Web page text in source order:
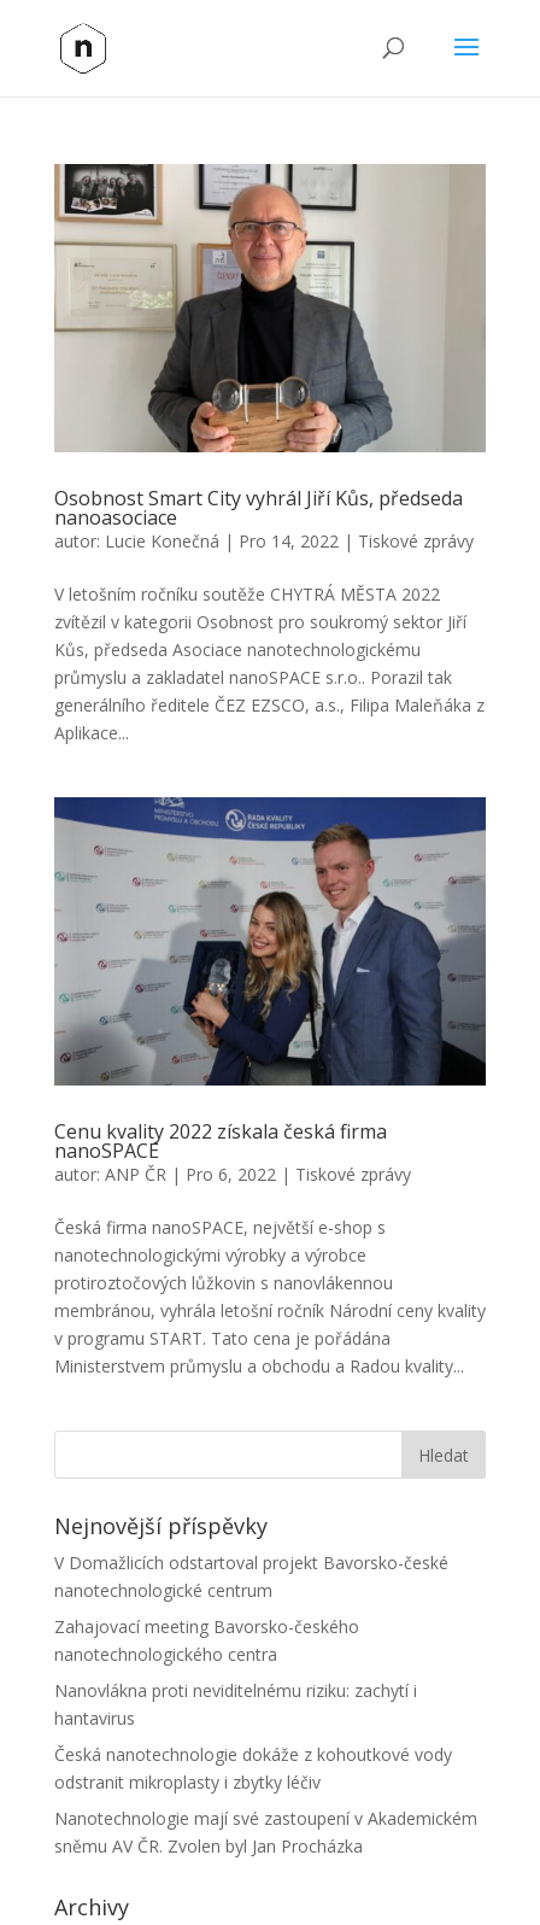
Osobnost Smart City vyhrál Jiří Kůs, předseda
nanoasociace
autor: Lucie Konečná | Pro 14, 2022| Tiskové zprávy
V letošním ročníku soutěže CHYTRÁ MĚSTA 2022
zvítězil v kategorii Osobnost pro soukromý sektor Jiří
Kůs, předseda Asociace nanotechnologickému
průmyslu a zakladatel nanoSPACE s.r.o.. Porazil tak
generálního ředitele ČEZ EZSCO, a.s., Filipa Maleňáka z
Aplikace...
Cenu kvality 2022 získala česká firma
nanoSPACE
autor: ANP ČR| Pro 6, 2022| Tiskové zprávy
Česká firma nanoSPACE, největší e-shop s
nanotechnologickými výrobky a výrobce
protiroztočových lůžkovin s nanovlákennou
membránou, vyhrála letošní ročník Národní ceny kvality
v programu START. Tato cena je pořádána
Ministerstvem průmyslu a obchodu a Radou kvality...
Nejnovější příspěvky
V Domažlicích odstartoval projekt Bavorsko-české
nanotechnologické centrum
Zahajovací meeting Bavorsko-českého
nanotechnologického centra
Nanovlákna proti neviditelnému riziku: zachytí i
hantavirus
Česká nanotechnologie dokáže z kohoutkové vody
odstranit mikroplasty i zbytky léčiv
Nanotechnologie mají své zastoupení v Akademickém
sněmu AV ČR. Zvolen byl Jan Procházka
Archivy